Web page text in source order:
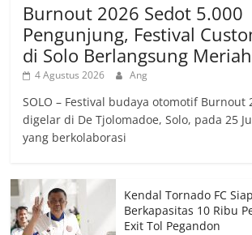
Burnout 2026 Sedot 5.000
Pengunjung, Festival
di Solo Berlangsung Meriah
4 Agustus 2026 Ang
SOLO – Festival budaya otomotif Burnout
digelar di De Tjolomadoe, Solo, pada 25
yang berkolaborasi
Kendal Tornado FC
Berkapasitas 10 Ribu
Exit Tol Pegandon